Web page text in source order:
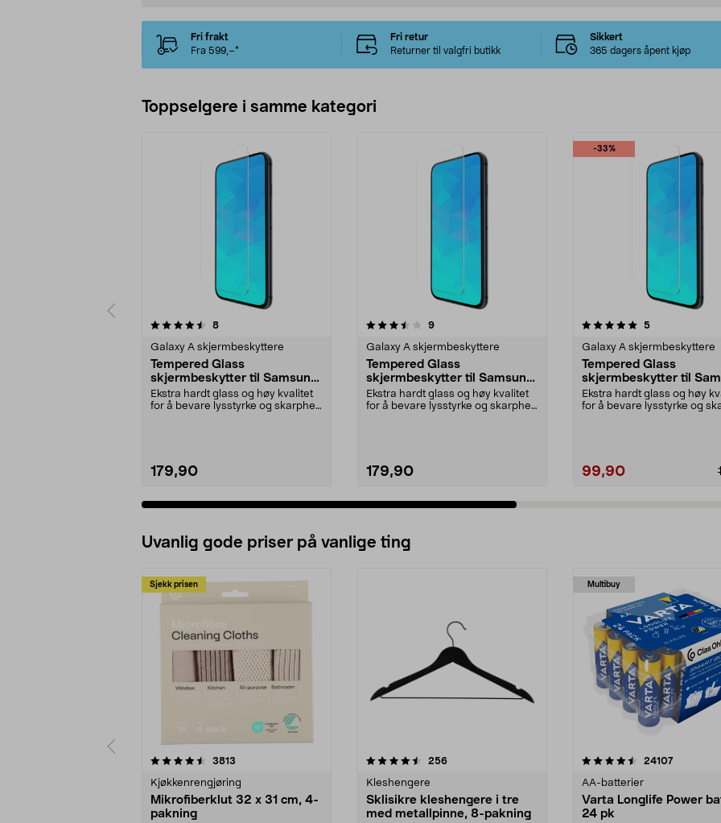
Fri frakt
Fra 599,–*
Fri retur
Returner til valgfri butikk
Sikkert
365 dagers åpent kjøp
Toppselgere i samme kategori
8anmeldelser
Galaxy A skjermbeskyttere
Tempered Glass
skjermbeskytter til Samsung
Galaxy A55
Ekstra hardt glass og høy kvalitet
for å bevare lysstyrke og skarphet.
179,90
3.5 av 5 stjerner 9anmeldelser
Galaxy A skjermbeskyttere
Tempered Glass
skjermbeskytter til Samsung
Galaxy A54
Ekstra hardt glass og høy kvalitet
for å bevare lysstyrke og skarphet.
179,90
-33%
5.0 av 5 stjerner 5anmeldelser
Galaxy A skjermbeskyttere
Tempered Glass
skjermbeskytter til
Galaxy A05s
Ekstra hardt glass og høy
for å bevare lysstyrke og
99,90
4.0 av 5 stjerner
Uvanlig gode priser på vanlige ting
Sjekk prisen
3813
Kjøkkenrengjøring
Mikrofiberklut 32 x 31 cm, 4-
pakning
4.5av 5 stjerner 256anmeldelser
Kleshengere
Sklisikre kleshengere i tre
med metallpinne, 8-pakning
Multibuy
4.5av 5 stjerner 24107
AA-batterier
Varta Longlife Power
24 pk
4.5av 5 stjerner